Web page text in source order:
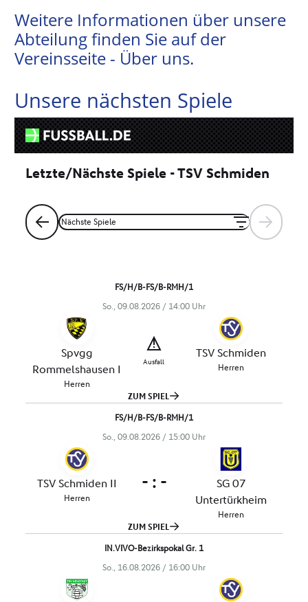
Weitere Informationen über unsere
Abteilung finden Sie auf der
Vereinsseite - Über uns.
Unsere nächsten Spiele